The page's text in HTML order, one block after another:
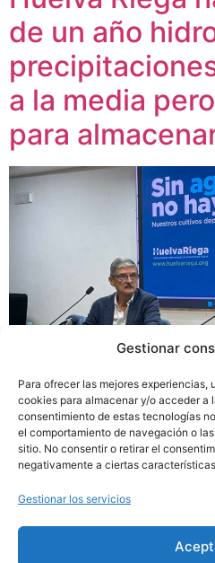
Gestionar
Para ofrecer las mejores
cookies para almacenar y/o acceder a
consentimiento de estas tecnologías
el comportamiento de navegación o
sitio. No consentir o retirar el
negativamente a ciertas
Gestionar los servicios
de un año
a la media
para
Recuerda que con las obras
Hidrológico se acabaría con